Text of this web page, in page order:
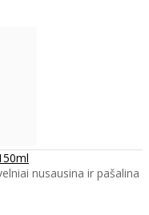
nusausina ir pašalina